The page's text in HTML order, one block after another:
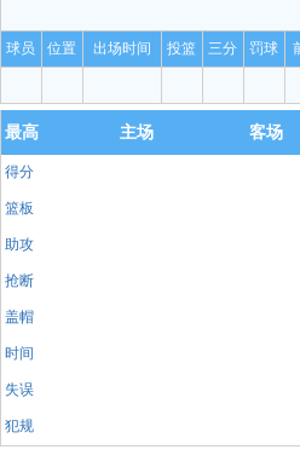
大可 耗时间了，应该不
大可 丹尼尔斯带过来！
大可 24秒！！
球员 位置 出场时间 投篮 三分 罚球
最高 主场 客场
得分
篮板
助攻
抢断
盖帽
时间
失误
犯规